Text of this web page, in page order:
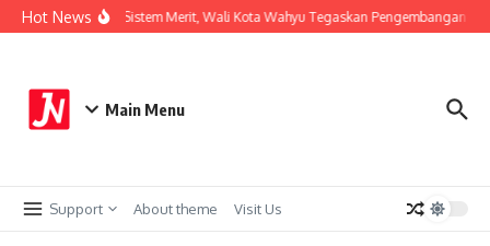
Lewati ke konten
Hot NewsPerkuat Sistem Merit, Wali Kota Wahyu Tegaskan Pengembangan
Main Menu
Support About theme Visit Us